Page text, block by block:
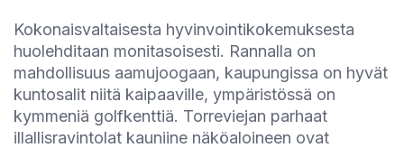
Kokonaisvaltaisesta hyvinvointikokemuksesta
huolehditaan monitasoisesti. Rannalla on
mahdollisuus aamujoogaan, kaupungissa on hyvät
kuntosalit niitä kaipaaville, ympäristössä on
kymmeniä golfkenttiä. Torreviejan parhaat
illallisravintolat kauniine näköaloineen ovat